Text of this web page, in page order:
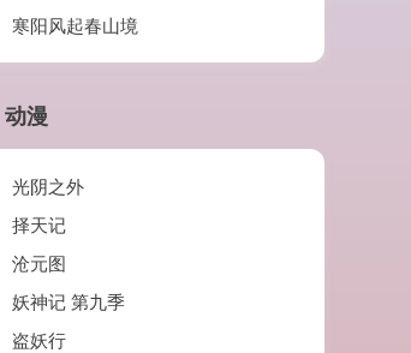
寒阳风起春山境
动漫
光阴之外
择天记
沧元图
妖神记 第九季
盗妖行